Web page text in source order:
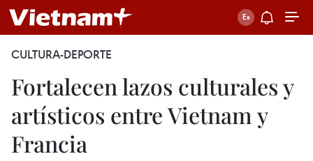
CULTURA-DEPORTE
Fortalecen lazos culturales y
artísticos entre Vietnam y
Francia